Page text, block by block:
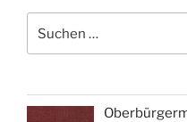
nach: